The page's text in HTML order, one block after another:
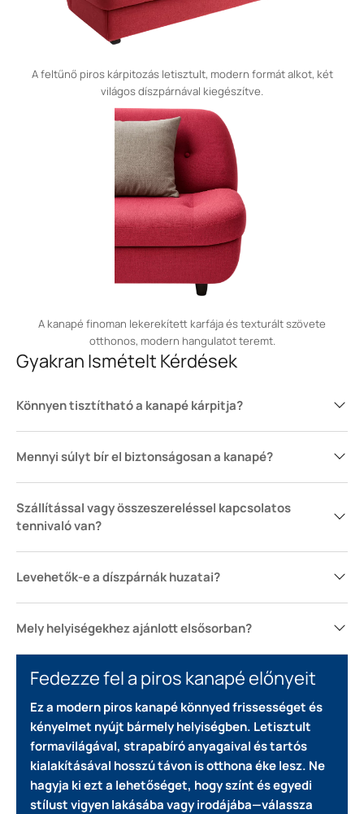
A feltűnő piros kárpitozás letisztult, modern formát alkot, két
világos díszpárnával kiegészítve.
A kanapé finoman lekerekített karfája és texturált szövete
otthonos, modern hangulatot teremt.
Gyakran Ismételt Kérdések
Könnyen tisztítható a kanapé kárpitja?
Mennyi súlyt bír el biztonságosan a kanapé?
Szállítással vagy összeszereléssel kapcsolatos
tennivaló van?
Levehetők-e a díszpárnák huzatai?
Mely helyiségekhez ajánlott elsősorban?
Fedezze fel a piros kanapé előnyeit
Ez a modern piros kanapé könnyed frissességet és
kényelmet nyújt bármely helyiségben. Letisztult
formavilágával, strapabíró anyagaival és tartós
kialakításával hosszú távon is otthona éke lesz. Ne
hagyja ki ezt a lehetőséget, hogy színt és egyedi
stílust vigyen lakásába vagy irodájába—válassza